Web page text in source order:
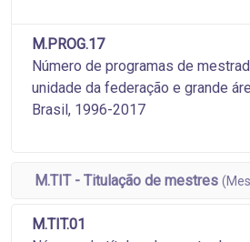
M.PROG.17
Número de programas de
unidade da federação e grande
Brasil, 1996-2017
M.TIT - Titulação de mestres
M.TIT.01